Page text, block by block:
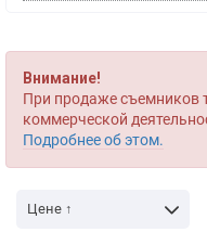
Внимание!
При продаже съемников
коммерческой
Подробнее об этом.
Цене ↑